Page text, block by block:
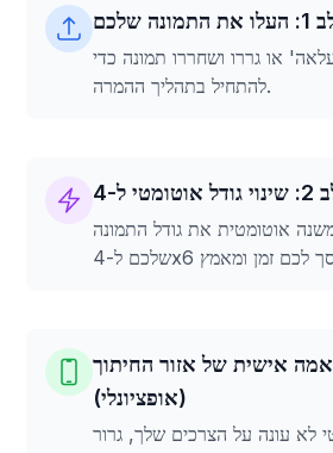
שלכם
או גררו ושחררו תמונה כדי
להתחיל בתהליך ההמרה.
אוטומטית את גודל התמונה
התאמה אישית של אזור החיתוך
(אופציונלי)
לא עונה על הצרכים שלך, גרור